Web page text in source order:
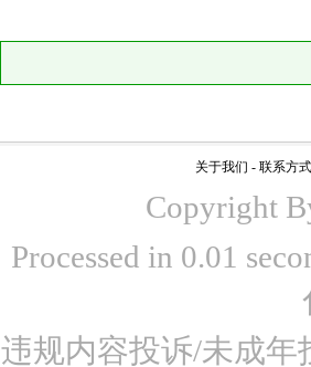
关于我们 - 联系方式
Copyright
Processed in 0.01
违规内容投诉/未成年